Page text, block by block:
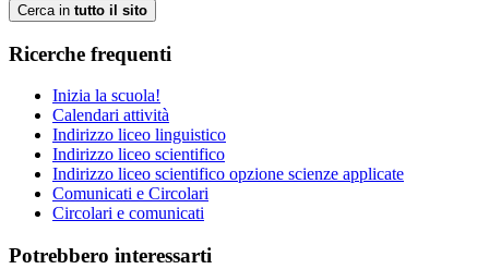
Cerca in tutto il sito
Ricerche frequenti
Inizia la scuola!
Calendari attività
Indirizzo liceo linguistico
Indirizzo liceo scientifico
Indirizzo liceo scientifico opzione scienze applicate
Comunicati e Circolari
Circolari e comunicati
Potrebbero interessarti